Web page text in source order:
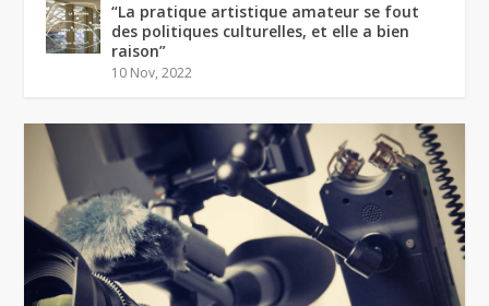
“La pratique artistique amateur se fout
des politiques culturelles, et elle a bien
raison”
10 Nov, 2022